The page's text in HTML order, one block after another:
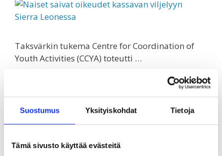
Suostumus Yksityiskohdat Tietoja
Tämä sivusto käyttää evästeitä
Taksvärkin tukema Centre for Coordination of
Youth Activities (CCYA) toteutti …
arviointiin blogin kautta